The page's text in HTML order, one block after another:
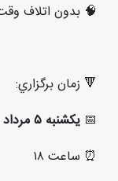
🧠 بدون اتلاف
🔻 زمان برگزاري:
📅 یکشنبه ۵ مرداد
⏰ ساعت ۱۸